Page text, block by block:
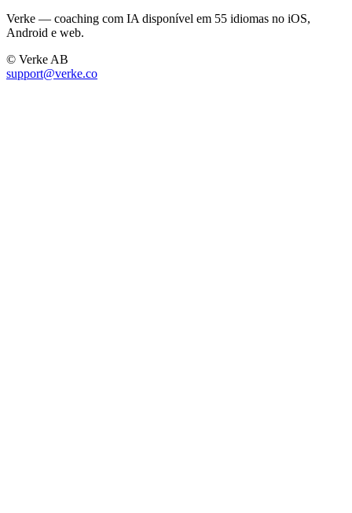
Verke — coaching com IA disponível em 55 idiomas no iOS,
Android e web.
© Verke AB
support@verke.co